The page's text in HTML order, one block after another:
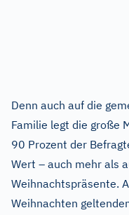
Denn auch auf die
Familie legt die große
90 Prozent der
Wert – auch mehr als
Weihnachtspräsente.
Weihnachten